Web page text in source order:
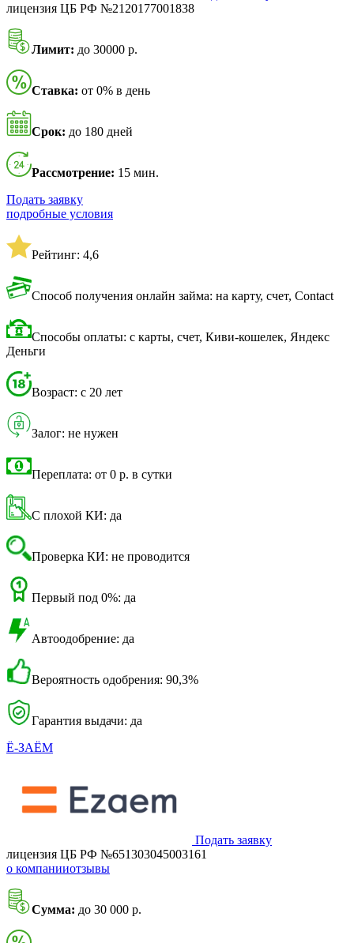
лицензия ЦБ РФ №2120177001838
Лимит: до 30000 р.
Ставка: от 0% в день
Срок: до 180 дней
Рассмотрение: 15 мин.
Подать заявку
подробные условия
Рейтинг: 4,6
Способ получения онлайн займа: на карту, счет, Contact
Способы оплаты: с карты, счет, Киви-кошелек, Яндекс
Деньги
Возраст: с 20 лет
Залог: не нужен
Переплата: от 0 р. в сутки
С плохой КИ: да
Проверка КИ: не проводится
Первый под 0%: да
Автоодобрение: да
Вероятность одобрения: 90,3%
Гарантия выдачи: да
Ё-ЗАЁМ
Подать заявку
лицензия ЦБ РФ №651303045003161
о компанииотзывы
Сумма: до 30 000 р.